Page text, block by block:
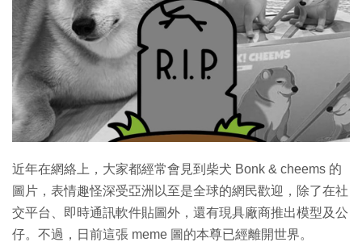
近年在網絡上，大家都經常會見到柴犬 Bonk & cheems 的
圖片，表情趣怪深受亞洲以至是全球的網民歡迎，除了在社
交平台、即時通訊軟件貼圖外，還有現具廠商推出模型及公
仔。不過，日前這張 meme 圖的本尊已經離開世界。